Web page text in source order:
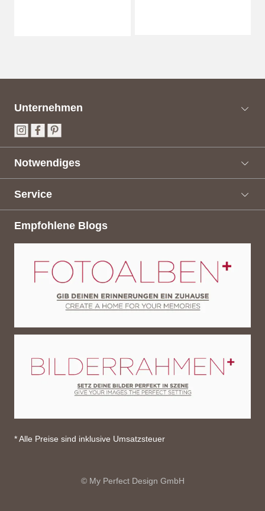
Unternehmen
Notwendiges
Service
Empfohlene Blogs
* Alle Preise sind inklusive Umsatzsteuer
© My Perfect Design GmbH